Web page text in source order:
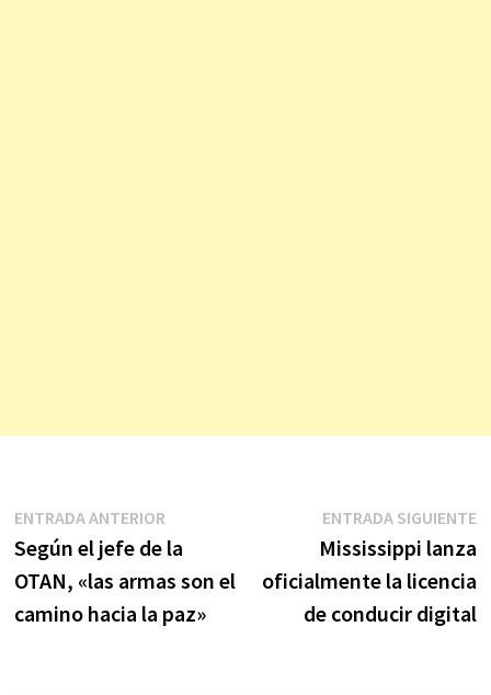
Navegación
de
entradas
ENTRADA ANTERIOREntrada
anterior:
Según el jefe de la
OTAN, «las armas son el
camino hacia la paz»
ENTRADA SIGUIENTE
Mississippi lanza
oficialmente la licencia
de conducir digital